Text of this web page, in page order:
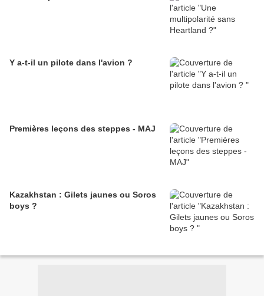
Y a-t-il un pilote dans l'avion ?
Premières leçons des steppes - MAJ
Kazakhstan : Gilets jaunes ou Soros
boys ?